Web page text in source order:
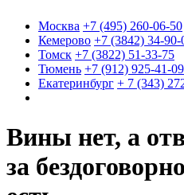
Москва +7 (495) 260-06-50
Кемерово +7 (3842) 34-90-
Томск +7 (3822) 51-33-75
Тюмень +7 (912) 925-41-09
Екатеринбург + 7 (343)
Вины нет, а
за